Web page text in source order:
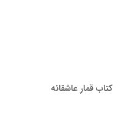
کتاب قمار عاشقانه